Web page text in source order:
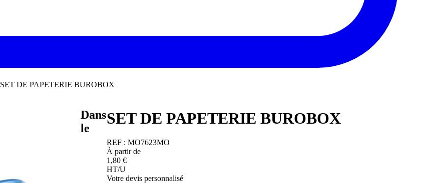
SET DE PAPETERIE BUROBOX
SET DE PAPETERIE BUROBOX
REF : MO7623MO
À partir de
1,80 €
HT/U
Votre devis personnalisé
Dans
le